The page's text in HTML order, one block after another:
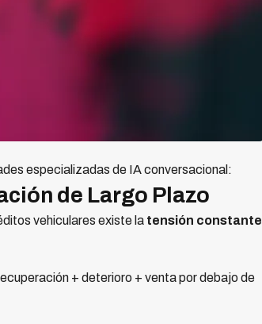
especializadas de IA conversacional:
de Largo Plazo
vehiculares existe la tensión constante
+ deterioro + venta por debajo de